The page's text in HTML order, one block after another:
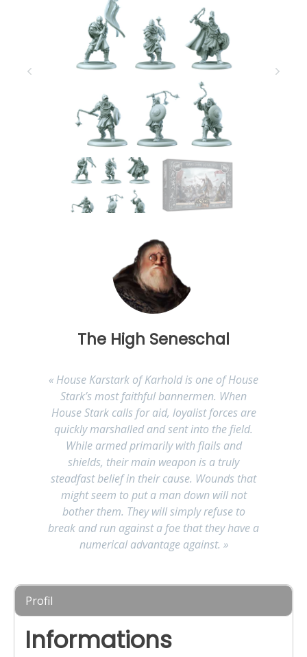
The High Seneschal
« House Karstark of Karhold is one of House
Stark’s most faithful bannermen. When
House Stark calls for aid, loyalist forces are
quickly marshalled and sent into the field.
While armed primarily with flails and
shields, their main weapon is a truly
steadfast belief in their cause. Wounds that
might seem to put a man down will not
bother them. They will simply refuse to
break and run against a foe that they have a
numerical advantage against. »
Profil
Informations